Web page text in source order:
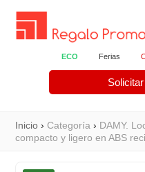
ECO Ferias
Inicio ›Categoría › DAMY.
compacto y ligero en ABS